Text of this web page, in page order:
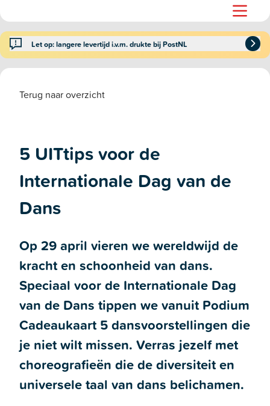
Let op: langere levertijd i.v.m. drukte bij PostNL
Terug naar overzicht
5 UITtips voor de
Internationale Dag van de
Dans
Op 29 april vieren we wereldwijd de
kracht en schoonheid van dans.
Speciaal voor de Internationale Dag
van de Dans tippen we vanuit Podium
Cadeaukaart 5 dansvoorstellingen die
je niet wilt missen. Verras jezelf met
choreografieën die de diversiteit en
universele taal van dans belichamen.